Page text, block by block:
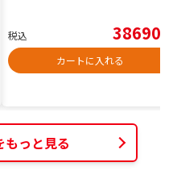
税込 38690
カートに入れる
もっと見る